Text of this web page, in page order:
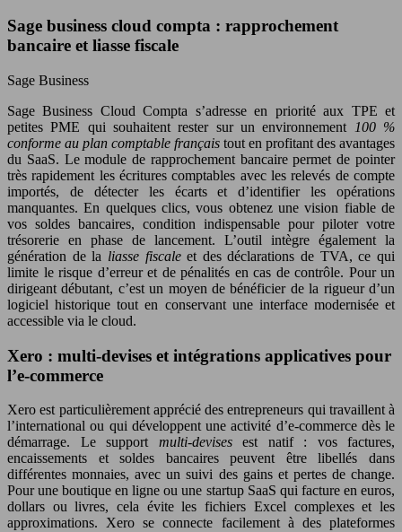
Sage business cloud compta : rapprochement
bancaire et liasse fiscale
Sage Business
Sage Business Cloud Compta s’adresse en priorité aux TPE et
petites PME qui souhaitent rester sur un environnement
100 %
conforme au plan comptable français tout en profitant des avantages
du SaaS. Le module de rapprochement bancaire permet de pointer
très rapidement les écritures comptables avec les relevés de compte
importés, de détecter les écarts et d’identifier les opérations
manquantes. En quelques clics, vous obtenez une vision fiable de
vos soldes bancaires, condition indispensable pour piloter votre
trésorerie en phase de lancement. L’outil intègre également la
génération de la liasse fiscaleet des déclarations de TVA, ce qui
limite le risque d’erreur et de pénalités en cas de contrôle. Pour un
dirigeant débutant, c’est un moyen de bénéficier de la rigueur d’un
logiciel historique tout en conservant une interface modernisée et
accessible via le cloud.
Xero : multi-devises et intégrations applicatives pour
l’e-commerce
Xero est particulièrement apprécié des entrepreneurs qui travaillent à
l’international ou qui développent une activité d’e-commerce dès le
démarrage. Le support multi-devisesest natif : vos factures,
encaissements et soldes bancaires peuvent être libellés dans
différentes monnaies, avec un suivi des gains et pertes de change.
Pour une boutique en ligne ou une startup SaaS qui facture en euros,
dollars ou livres, cela évite les fichiers Excel complexes et les
approximations. Xero se connecte facilement à des plateformes